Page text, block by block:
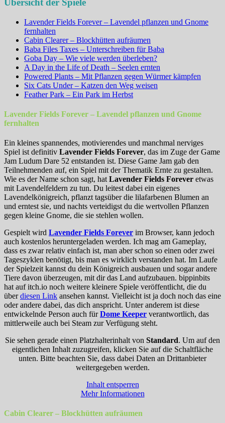
Übersicht der Spiele
Lavender Fields Forever – Lavendel pflanzen und Gnome
fernhalten
Cabin Clearer – Blockhütten aufräumen
Baba Files Taxes – Unterschreiben für Baba
Goba Day – Wie viele werden überleben?
A Day in the Life of Death – Seelen ernten
Powered Plants – Mit Pflanzen gegen Würmer kämpfen
Six Cats Under – Katzen den Weg weisen
Feather Park – Ein Park im Herbst
Lavender Fields Forever – Lavendel pflanzen und Gnome
fernhalten
Ein kleines spannendes, motivierendes und manchmal nerviges
Spiel ist definitiv Lavender Fields Forever, das im Zuge der Game
Jam Ludum Dare 52 entstanden ist. Diese Game Jam gab den
Teilnehmenden auf, ein Spiel mit der Thematik Ernte zu gestalten.
Wie es der Name schon sagt, hat Lavender Fields Forever etwas
mit Lavendelfeldern zu tun. Du leitest dabei ein eigenes
Lavendelkönigreich, pflanzt tagsüber die lilafarbenen Blumen an
und erntest sie, und nachts verteidigst du die wertvollen Pflanzen
gegen kleine Gnome, die sie stehlen wollen.
Gespielt wird Lavender Fields Forever im Browser, kann jedoch
auch kostenlos heruntergeladen werden. Ich mag am Gameplay,
dass es zwar relativ einfach ist, man aber schon so einen oder zwei
Tageszyklen benötigt, bis man es wirklich verstanden hat. Im Laufe
der Spielzeit kannst du dein Königreich ausbauen und sogar andere
Tiere davon überzeugen, mit dir das Land aufzubauen. bippinbits
hat auf itch.io noch weitere kleinere Spiele veröffentlicht, die du
überdiesen Link ansehen kannst. Vielleicht ist ja doch noch das eine
oder andere dabei, das dich anspricht. Unter anderem ist diese
entwickelnde Person auch fürDome Keeper verantwortlich, das
mittlerweile auch bei Steam zur Verfügung steht.
Sie sehen gerade einen Platzhalterinhalt von Standard. Um auf den
eigentlichen Inhalt zuzugreifen, klicken Sie auf die Schaltfläche
unten. Bitte beachten Sie, dass dabei Daten an Drittanbieter
weitergegeben werden.
Inhalt entsperren
Mehr Informationen
Cabin Clearer – Blockhütten aufräumen